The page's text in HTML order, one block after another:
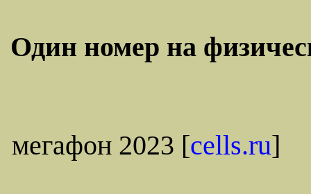
Один номер на
мегафон 2023 [cells.ru]